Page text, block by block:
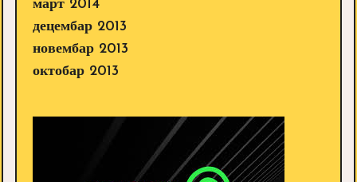
март 2014
децембар 2013
новембар 2013
октобар 2013